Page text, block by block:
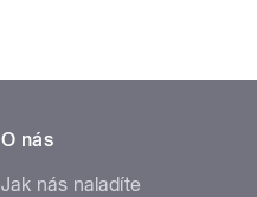
O nás
Jak nás naladíte